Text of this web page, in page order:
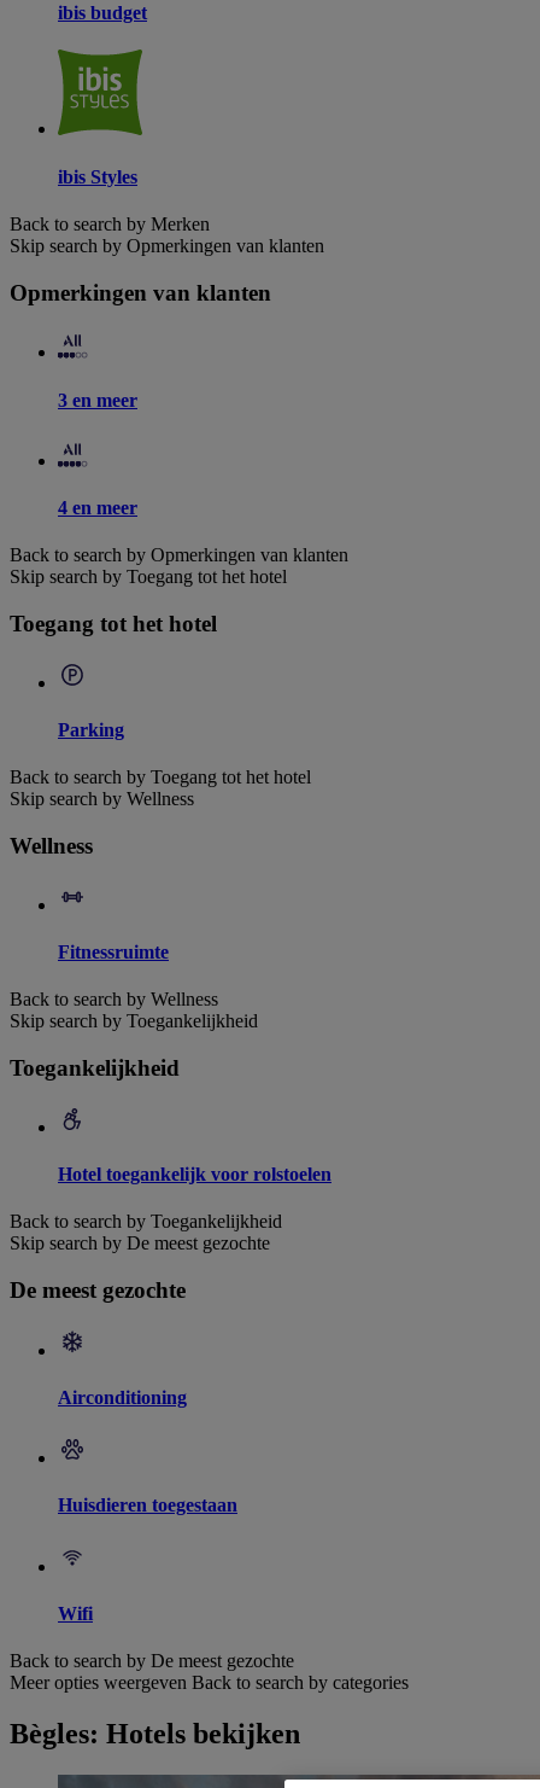
ibis budget
ibis Styles
Back to search by Merken
Skip search by Opmerkingen van klanten
Opmerkingen van klanten
3 en meer
4 en meer
Back to search by Opmerkingen van klanten
Skip search by Toegang tot het hotel
Toegang tot het hotel
Parking
Back to search by Toegang tot het hotel
Skip search by Wellness
Wellness
Fitnessruimte
Back to search by Wellness
Skip search by Toegankelijkheid
Toegankelijkheid
Hotel toegankelijk voor rolstoelen
Back to search by Toegankelijkheid
Skip search by De meest gezochte
De meest gezochte
Airconditioning
Huisdieren toegestaan
Wifi
Back to search by De meest gezochte
Meer opties weergeven Back to search by categories
Bègles: Hotels bekijken